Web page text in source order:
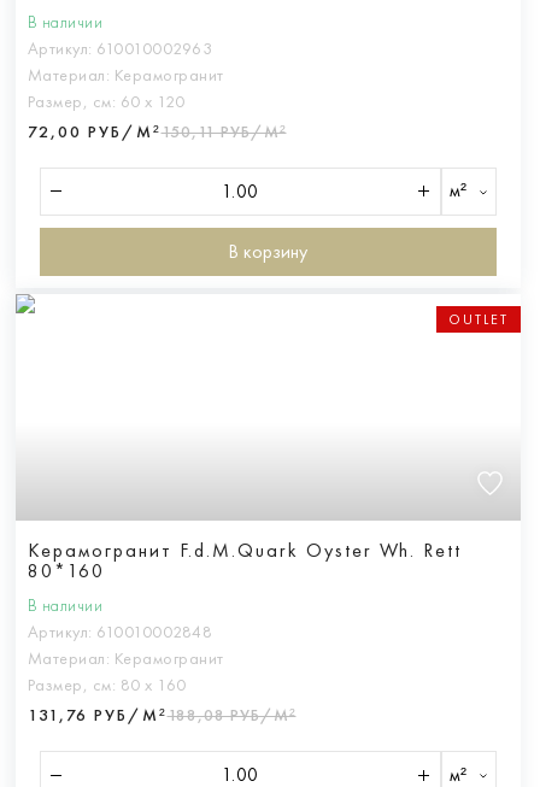
В наличии
Артикул: 610010002963
Материал: Керамогранит
Размер, см: 60 х 120
72,00 РУБ/М²150,11 РУБ/М²
м²
В корзину
OUTLET
Керамогранит F.d.M.Quark Oyster Wh. Rett
80*160
В наличии
Артикул: 610010002848
Материал: Керамогранит
Размер, см: 80 х 160
131,76 РУБ/М²188,08 РУБ/М²
м²